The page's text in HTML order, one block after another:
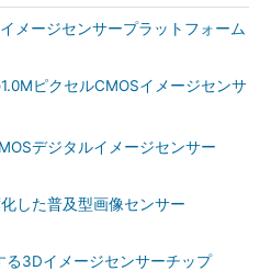
メージセンサープラットフォーム
ピクセルCMOSイメージセンサ
デジタルイメージセンサー
した普及型画像センサー
る3Dイメージセンサーチップ